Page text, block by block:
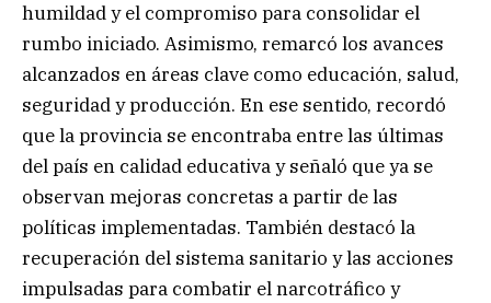
humildad y el compromiso para consolidar el
rumbo iniciado. Asimismo, remarcó los avances
alcanzados en áreas clave como educación, salud,
seguridad y producción. En ese sentido, recordó
que la provincia se encontraba entre las últimas
del país en calidad educativa y señaló que ya se
observan mejoras concretas a partir de las
políticas implementadas. También destacó la
recuperación del sistema sanitario y las acciones
impulsadas para combatir el narcotráfico y